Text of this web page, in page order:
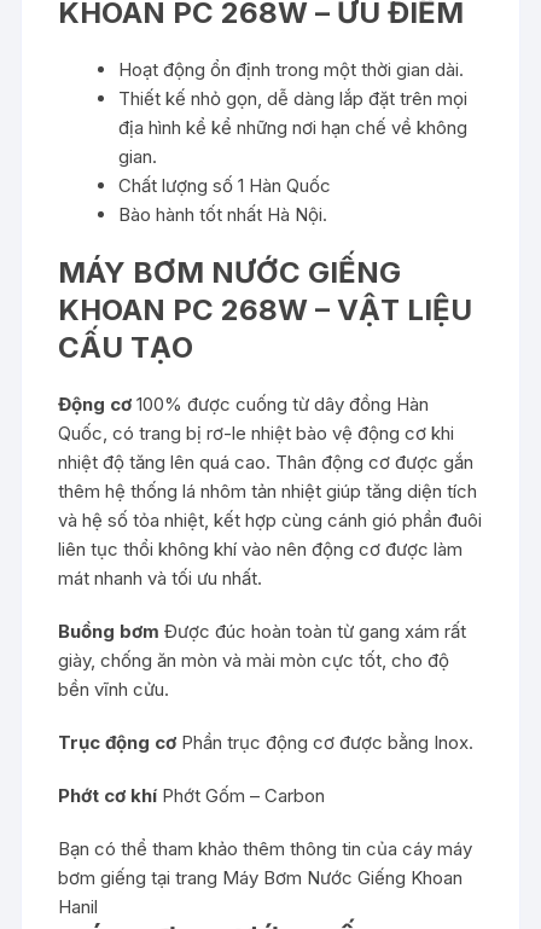
KHOAN PC 268W – ƯU ĐIỂM
Hoạt động ổn định trong một thời gian dài.
Thiết kế nhỏ gọn, dễ dàng lắp đặt trên mọi
địa hình kể kể những nơi hạn chế về không
gian.
Chất lượng số 1 Hàn Quốc
Bào hành tốt nhất Hà Nội.
MÁY BƠM NƯỚC GIẾNG
KHOAN PC 268W – VẬT LIỆU
CẤU TẠO
Động cơ100% được cuống từ dây đồng Hàn
Quốc, có trang bị rơ-le nhiệt bào vệ động cơ khi
nhiệt độ tăng lên quá cao. Thân động cơ được gắn
thêm hệ thống lá nhôm tản nhiệt giúp tăng diện tích
và hệ số tỏa nhiệt, kết hợp cùng cánh gió phần đuôi
liên tục thổi không khí vào nên động cơ được làm
mát nhanh và tối ưu nhất.
Buồng bơmĐược đúc hoàn toàn từ gang xám rất
giày, chống ăn mòn và mài mòn cực tốt, cho độ
bền vĩnh cửu.
Trục động cơ Phần trục động cơ được bằng Inox.
Phớt cơ khí Phớt Gốm – Carbon
Bạn có thể tham khảo thêm thông tin của cáy máy
bơm giếng tại trang Máy Bơm Nước Giếng Khoan
Hanil